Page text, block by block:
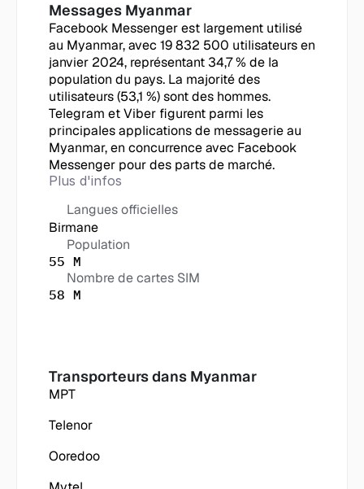
Messages Myanmar
Facebook Messenger est largement utilisé
au Myanmar, avec 19 832 500 utilisateurs en
janvier 2024, représentant 34,7 % de la
population du pays. La majorité des
utilisateurs (53,1 %) sont des hommes.
Telegram et Viber figurent parmi les
principales applications de messagerie au
Myanmar, en concurrence avec Facebook
Messenger pour des parts de marché.
Plus d'infos
Langues officielles
Birmane
Population
55 M
Nombre de cartes SIM
58 M
Transporteurs dans Myanmar
MPT
Telenor
Ooredoo